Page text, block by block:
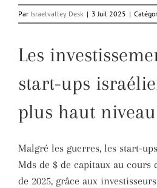
Par Israelvalley Desk | 3 Juil 2025 |
Les
start-ups
plus haut
Malgré les guerres, les start-
Mds de $ de capitaux au cours
de 2025, grâce aux